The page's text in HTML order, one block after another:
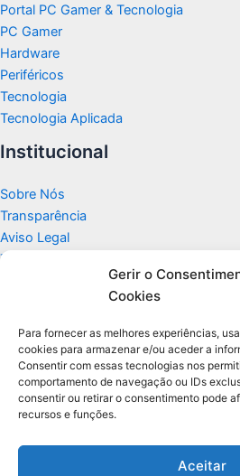
Gerir o
Cookies
Para fornecer as melhores experiências,
cookies para armazenar e/ou aceder a
Consentir com essas tecnologias nos
comportamento de navegação ou IDs
consentir ou retirar o consentimento pode
recursos e funções.
Aceitar
Portal PC Gamer & Tecnologia
PC Gamer
Hardware
Periféricos
Tecnologia
Tecnologia Aplicada
Institucional
Sobre Nós
Transparência
Aviso Legal
Termos de Uso
Politicas de Privacidade e Cookies
Apoio
Glossário de Tecnologia
Portal editorial independente sobre